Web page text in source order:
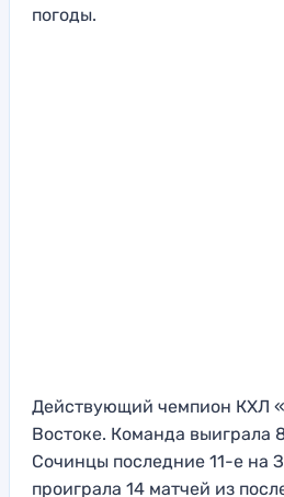
погоды.
Действующий чемпион КХЛ
Востоке. Команда выиграла
Сочинцы последние 11-е на
проиграла 14 матчей из